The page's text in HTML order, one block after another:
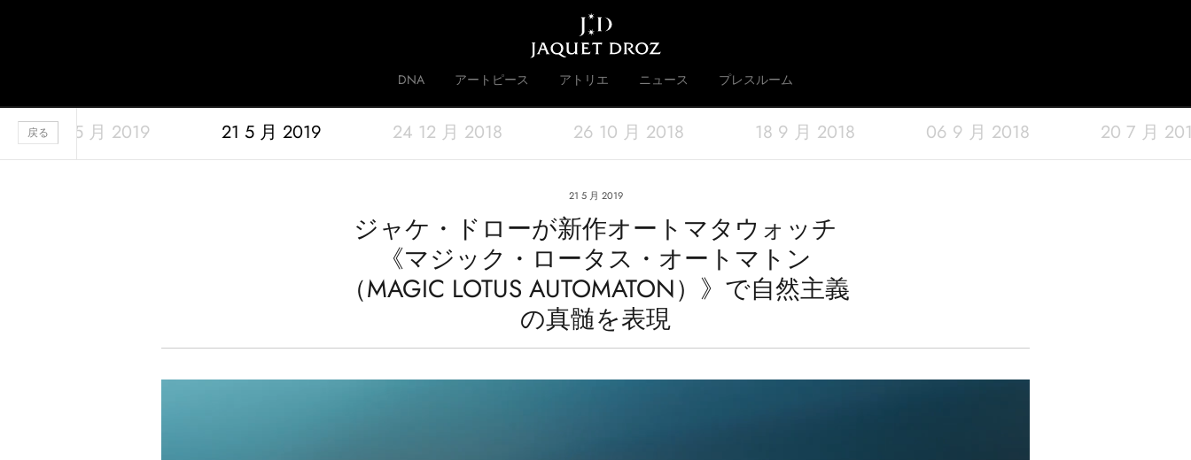
DNA
A DISRUPTIVE LEGACY
アートピース アトリエ ニュース プレスルーム
戻る 23 5 月 2019 21 5 月 2019 24 12 月 2018 26 10 月 2018 18 9 月 2018 06 9 月 2018 20 7 月
21 5 月 2019
ジャケ・ドローが新作オートマタウォッチ
《マジック・ロータス・オートマトン
（MAGIC LOTUS AUTOMATON）》で自然主義
の真髄を表現